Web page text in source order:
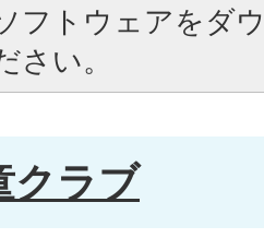
フトウェアをダ
さい。
クラブ